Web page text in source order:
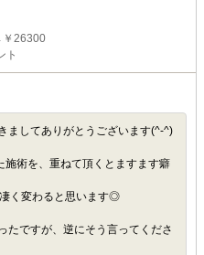
￥26300
ト
ましてありがとうございます(^-^)
施術を、重ねて頂くとますます癖
く変わると思います◎
たですが、逆にそう言ってくださ